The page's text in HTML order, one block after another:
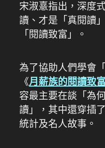
宋淑憙指出，深度
讀、才是「真閱讀
「閱讀致富」。
為了協助人們學會
《月薪族的閱讀致
容最主要在談「為
讀」，其中還穿插
統計及名人故事。